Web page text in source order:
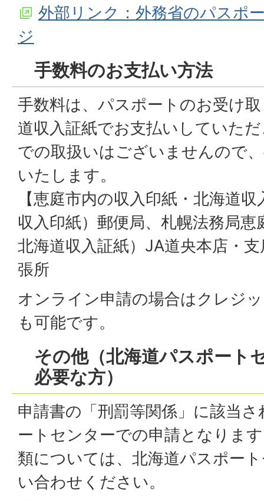
外部リンク：外務省のパスポ
ジ
手数料のお支払い方法
手数料は、パスポートのお受け
道収入証紙でお支払いしていた
での取扱いはございませんので
いたします。
【恵庭市内の収入印紙・北海道
収入印紙）郵便局、札幌法務局恵
北海道収入証紙）JA道央本店・
張所
オンライン申請の場合はクレジ
も可能です。
その他（北海道パスポート
必要な方）
申請書の「刑罰等関係」に該当
ートセンターでの申請となりま
類については、北海道パスポー
い合わせください。